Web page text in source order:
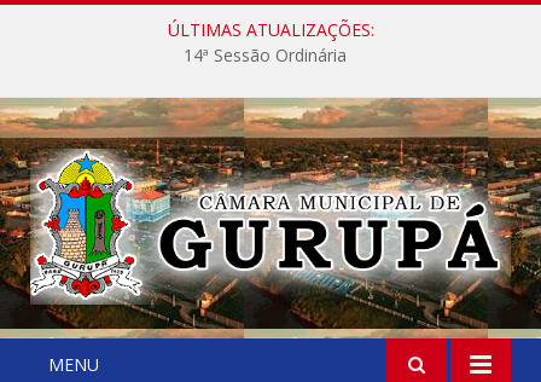
ÚLTIMAS ATUALIZAÇÕES:
14ª Sessão Ordinária
MENU